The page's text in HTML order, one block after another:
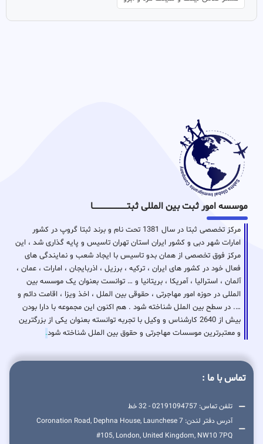
موسسه امور ثبت بین المللی ثبتـــــــــــــــــــــــــــــا
مرکز تخصصی ثبتا در سال 1381 تحت نام و برند ثبتا گروپ در کشور
امارات شهر دبی و کشور ایران استان تهران تاسیس و پایه گذاری شد ، این
مرکز فوق تخصصی از همان بدو تاسیس با ایجاد شعب و نمایندگی های
فعال خود در کشور های ایران ، ترکیه ، برزیل ، اذربایجان ، امارات ، عمان ،
آلمان ، استرالیا ، آمریکا ، بریتانیا و … توانست بعنوان یک موسسه بین
المللی در حوزه امور مهاجرتی ، حقوقی بین الملل ، اخذ ویزا ، اقامت دائم و
…. در سطح بین الملل شناخته شود . هم اکنون این مجموعه با دارا بودن
بیش از 2640 کارشناس و وکیل با تجربه توانسته بعنوان یکی از بزرگترین
و معتبرترین موسسات مهاجرتی و حقوق بین الملل شناخته شود.
تماس با ما :
تلفن تماس: 02191094757 - 32 خط
آدرس دفتر لندن: 7 Coronation Road, Dephna House, Launchese
#105, London, United Kingdom, NW10 7PQ